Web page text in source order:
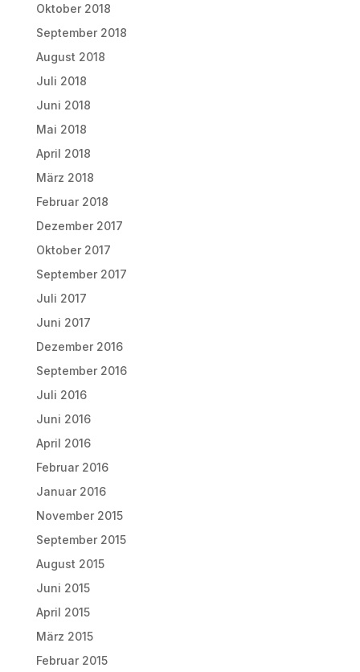
Oktober 2018
September 2018
August 2018
Juli 2018
Juni 2018
Mai 2018
April 2018
März 2018
Februar 2018
Dezember 2017
Oktober 2017
September 2017
Juli 2017
Juni 2017
Dezember 2016
September 2016
Juli 2016
Juni 2016
April 2016
Februar 2016
Januar 2016
November 2015
September 2015
August 2015
Juni 2015
April 2015
März 2015
Februar 2015